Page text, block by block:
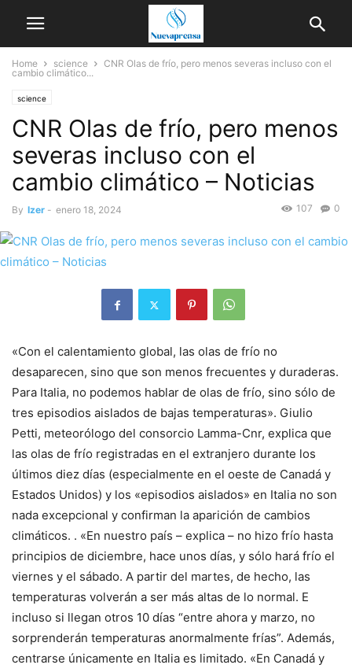
Home science
CNR Olas de frío, pero menos severas incluso con el
cambio climático...
science
CNR Olas de frío, pero menos
severas incluso con el
cambio climático – Noticias
By Izer - enero 18, 2024 0
107
«Con el calentamiento global, las olas de frío no
desaparecen, sino que son menos frecuentes y duraderas.
Para Italia, no podemos hablar de olas de frío, sino sólo de
tres episodios aislados de bajas temperaturas». Giulio
Petti, meteorólogo del consorcio Lamma-Cnr, explica que
las olas de frío registradas en el extranjero durante los
últimos diez días (especialmente en el oeste de Canadá y
Estados Unidos) y los «episodios aislados» en Italia no son
nada excepcional y confirman la aparición de cambios
climáticos. . «En nuestro país – explica – no hizo frío hasta
principios de diciembre, hace unos días, y sólo hará frío el
viernes y el sábado. A partir del martes, de hecho, las
temperaturas volverán a ser más altas de lo normal. E
incluso si llegan otros 10 días “entre ahora y marzo, no
sorprenderán temperaturas anormalmente frías”. Además,
centrarse únicamente en Italia es limitado. «En Canadá y